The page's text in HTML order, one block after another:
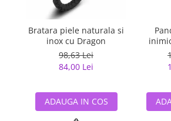
semipretioase
Bijuterii argint placat cu aur
Bijuterii argint cu diverse
Bijuterii de Lux
Bijuterii gotice si rock
Bijuterii Handmade
Bijuterii fantezie
Bijuterii tungsten
Bratara piele naturala si
inox cu Dragon
98,63 Lei
84,00 Lei
ADAUGA IN COS